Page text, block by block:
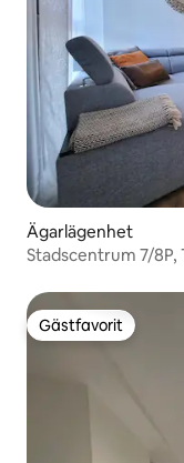
Ägarlägenhet
Stadscentrum 7/8P,
Gästfavorit
Gästfavorit